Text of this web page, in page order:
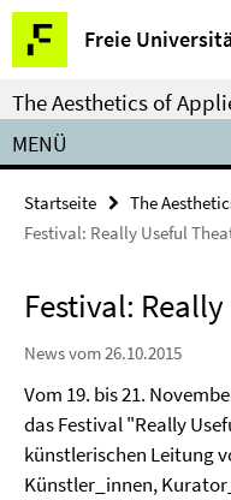
Springe
direkt
zu
Inhalt
Freie
Service-
Navigation
The Aesthetics of
MENÜ
Startseite The
Festival: Really Useful
Festival:
News vom 26.10.2015
Vom 19. bis 21.
das Festival "Really
künstlerischen Leitung
Künstler_innen,